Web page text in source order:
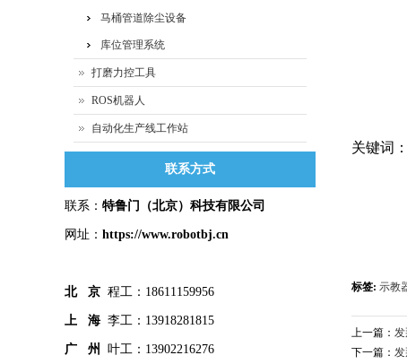
关键词
标签: 示教
上一篇：发
下一篇：发
马桶管道除尘设备
库位管理系统
打磨力控工具
ROS机器人
自动化生产线工作站
联系方式
联系： 特鲁门 （北京）科技有限公司
网址： https://www.robotbj.cn
北 京 程工：18611159956
上 海 李工：13918281815
广 州 叶工：13902216276